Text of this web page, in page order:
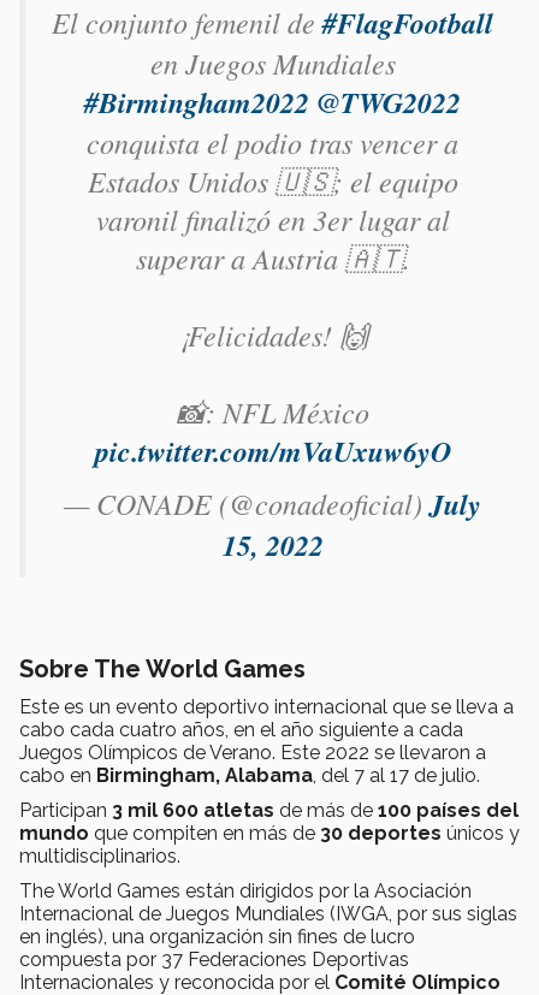
El conjunto femenil de#FlagFootball
en Juegos Mundiales
#Birmingham2022 @TWG2022
conquista el podio tras vencer a
Estados Unidos 🇺🇸; el equipo
varonil finalizó en 3er lugar al
superar a Austria 🇦🇹.
¡Felicidades! 🙌
📸: NFL México
pic.twitter.com/mVaUxuw6yO
— CONADE (@conadeoficial)July
15, 2022
Sobre The World Games
Este es un evento deportivo internacional que se lleva a
cabo cada cuatro años, en el año siguiente a cada
Juegos Olímpicos de Verano. Este 2022 se llevaron a
cabo en Birmingham, Alabama, del 7 al 17 de julio.
Participan 3 mil 600 atletas de más de 100 países del
mundo que compiten en más de 30 deportes únicos y
multidisciplinarios.
The World Games están dirigidos por la Asociación
Internacional de Juegos Mundiales (IWGA, por sus siglas
en inglés), una organización sin fines de lucro
compuesta por 37 Federaciones Deportivas
Internacionales y reconocida por el Comité Olímpico